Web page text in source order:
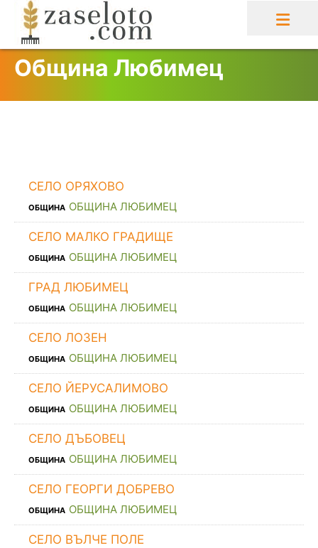
content
Община Любимец
СЕЛО ОРЯХОВО
ОБЩИНА ОБЩИНА ЛЮБИМЕЦ
СЕЛО МАЛКО ГРАДИЩЕ
ОБЩИНА ОБЩИНА ЛЮБИМЕЦ
ГРАД ЛЮБИМЕЦ
ОБЩИНА ОБЩИНА ЛЮБИМЕЦ
СЕЛО ЛОЗЕН
ОБЩИНА ОБЩИНА ЛЮБИМЕЦ
СЕЛО ЙЕРУСАЛИМОВО
ОБЩИНА ОБЩИНА ЛЮБИМЕЦ
СЕЛО ДЪБОВЕЦ
ОБЩИНА ОБЩИНА ЛЮБИМЕЦ
СЕЛО ГЕОРГИ ДОБРЕВО
ОБЩИНА ОБЩИНА ЛЮБИМЕЦ
СЕЛО ВЪЛЧЕ ПОЛЕ